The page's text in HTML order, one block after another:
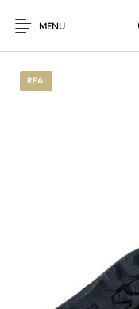
MENU
REA!